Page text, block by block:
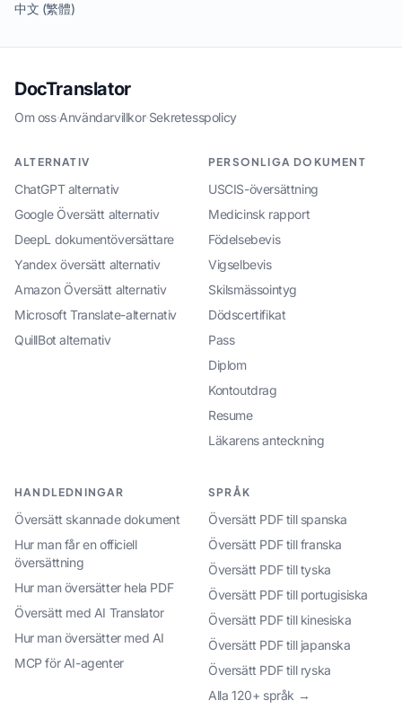
中文 (繁體)
DocTranslator
Om oss·Användarvillkor·Sekretesspolicy
ALTERNATIV
ChatGPT alternativ
Google Översätt alternativ
DeepL dokumentöversättare
Yandex översätt alternativ
Amazon Översätt alternativ
Microsoft Translate-alternativ
QuillBot alternativ
PERSONLIGA DOKUMENT
USCIS-översättning
Medicinsk rapport
Födelsebevis
Vigselbevis
Skilsmässointyg
Dödscertifikat
Pass
Diplom
Kontoutdrag
Resume
Läkarens anteckning
HANDLEDNINGAR
Översätt skannade dokument
Hur man får en officiell
översättning
Hur man översätter hela PDF
Översätt med AI Translator
Hur man översätter med AI
MCP för AI-agenter
SPRÅK
Översätt PDF till spanska
Översätt PDF till franska
Översätt PDF till tyska
Översätt PDF till portugisiska
Översätt PDF till kinesiska
Översätt PDF till japanska
Översätt PDF till ryska
Alla 120+ språk →